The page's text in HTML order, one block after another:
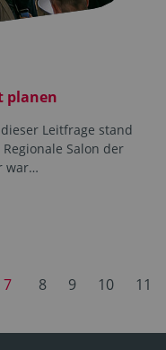
planen
Leitfrage stand
Salon der
war…
7 8 9 10 11